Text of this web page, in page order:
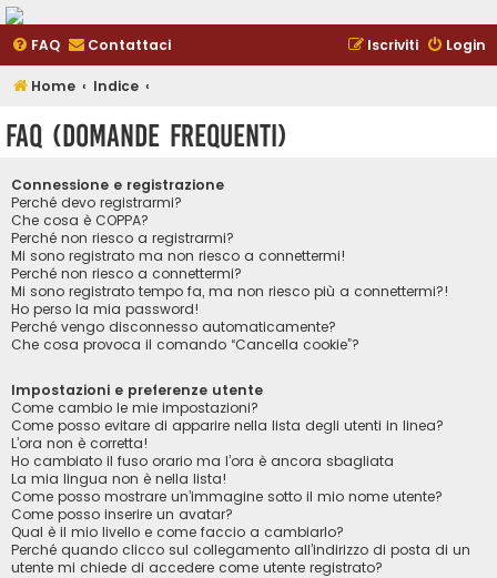
FAQ Contattaci Login
Iscriviti
Home Indice
FAQ (Domande Frequenti)
Connessione e registrazione
Perché devo registrarmi?
Che cosa è COPPA?
Perché non riesco a registrarmi?
Mi sono registrato ma non riesco a connettermi!
Perché non riesco a connettermi?
Mi sono registrato tempo fa, ma non riesco più a connettermi?!
Ho perso la mia password!
Perché vengo disconnesso automaticamente?
Che cosa provoca il comando “Cancella cookie”?
Impostazioni e preferenze utente
Come cambio le mie impostazioni?
Come posso evitare di apparire nella lista degli utenti in linea?
L’ora non è corretta!
Ho cambiato il fuso orario ma l’ora è ancora sbagliata
La mia lingua non è nella lista!
Come posso mostrare un’immagine sotto il mio nome utente?
Come posso inserire un avatar?
Qual è il mio livello e come faccio a cambiarlo?
Perché quando clicco sul collegamento all’indirizzo di posta di un
utente mi chiede di accedere come utente registrato?